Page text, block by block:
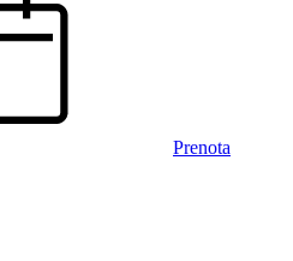
Prenota